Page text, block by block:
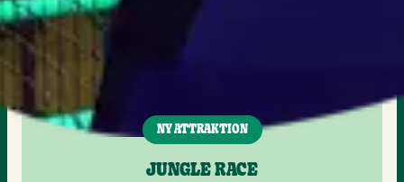
NY ATTRAKTION
JUNGLE RACE